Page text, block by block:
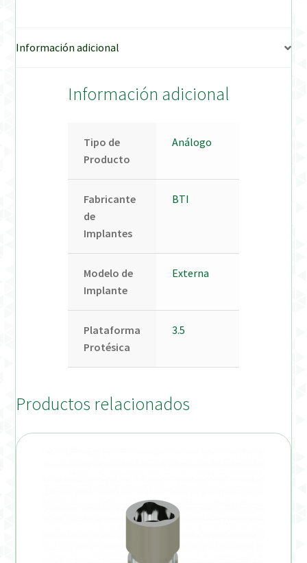
Información adicional
Información adicional
Tipo de
Producto
Análogo
Fabricante
de
Implantes
BTI
Modelo de
Implante
Externa
Plataforma
Protésica
3.5
Productos relacionados